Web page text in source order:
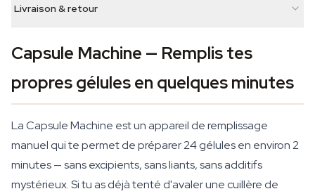
Livraison & retour
Capsule Machine — Remplis tes
propres gélules en quelques minutes
La Capsule Machine est un appareil de remplissage
manuel qui te permet de préparer 24 gélules en environ 2
minutes — sans excipients, sans liants, sans additifs
mystérieux. Si tu as déjà tenté d'avaler une cuillère de